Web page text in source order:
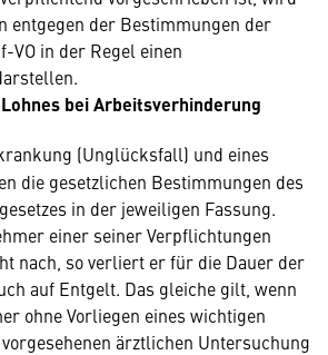
entgegen der Bestimmungen der
VO in der Regel einen
bei Arbeitsverhinderung
(Unglücksfall) und eines
die gesetzlichen Bestimmungen des
in der jeweiligen Fassung.
einer seiner Verpflichtungen
nach, so verliert er für die Dauer der
auf Entgelt. Das gleiche gilt, wenn
ohne Vorliegen eines wichtigen
ärztlichen Untersuchung